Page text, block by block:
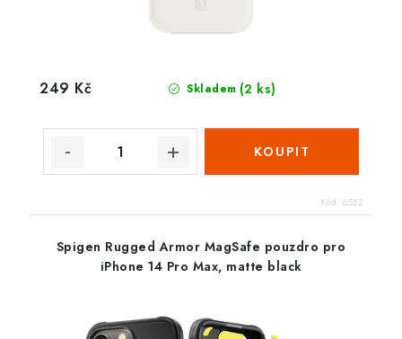
Skladem (2 ks)
249 Kč
Kód: 6552
Spigen Rugged Armor MagSafe pouzdro pro
iPhone 14 Pro Max, matte black